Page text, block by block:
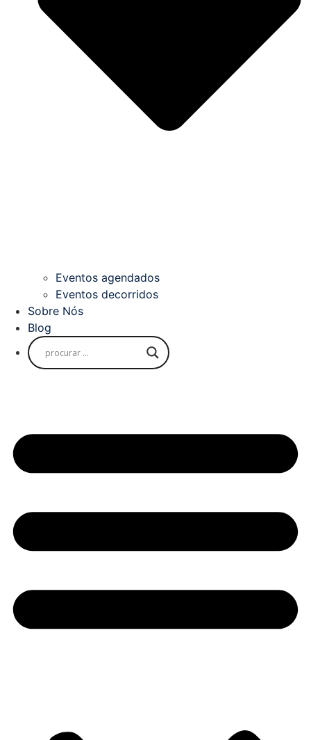
Eventos agendados
Eventos decorridos
Sobre Nós
Blog